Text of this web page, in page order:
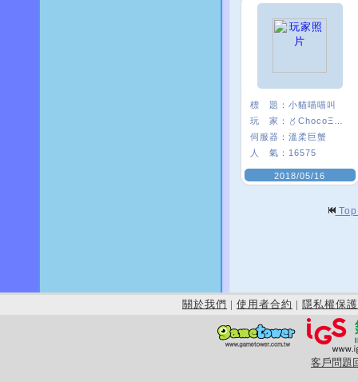
標 題： 小貓喵喵叫
玩 家：
伺服器： 溫柔巨蟹
人 氣： 16575
2018/05/16
關於我們 | 使用者合約 | 隱私權保護
客戶問題